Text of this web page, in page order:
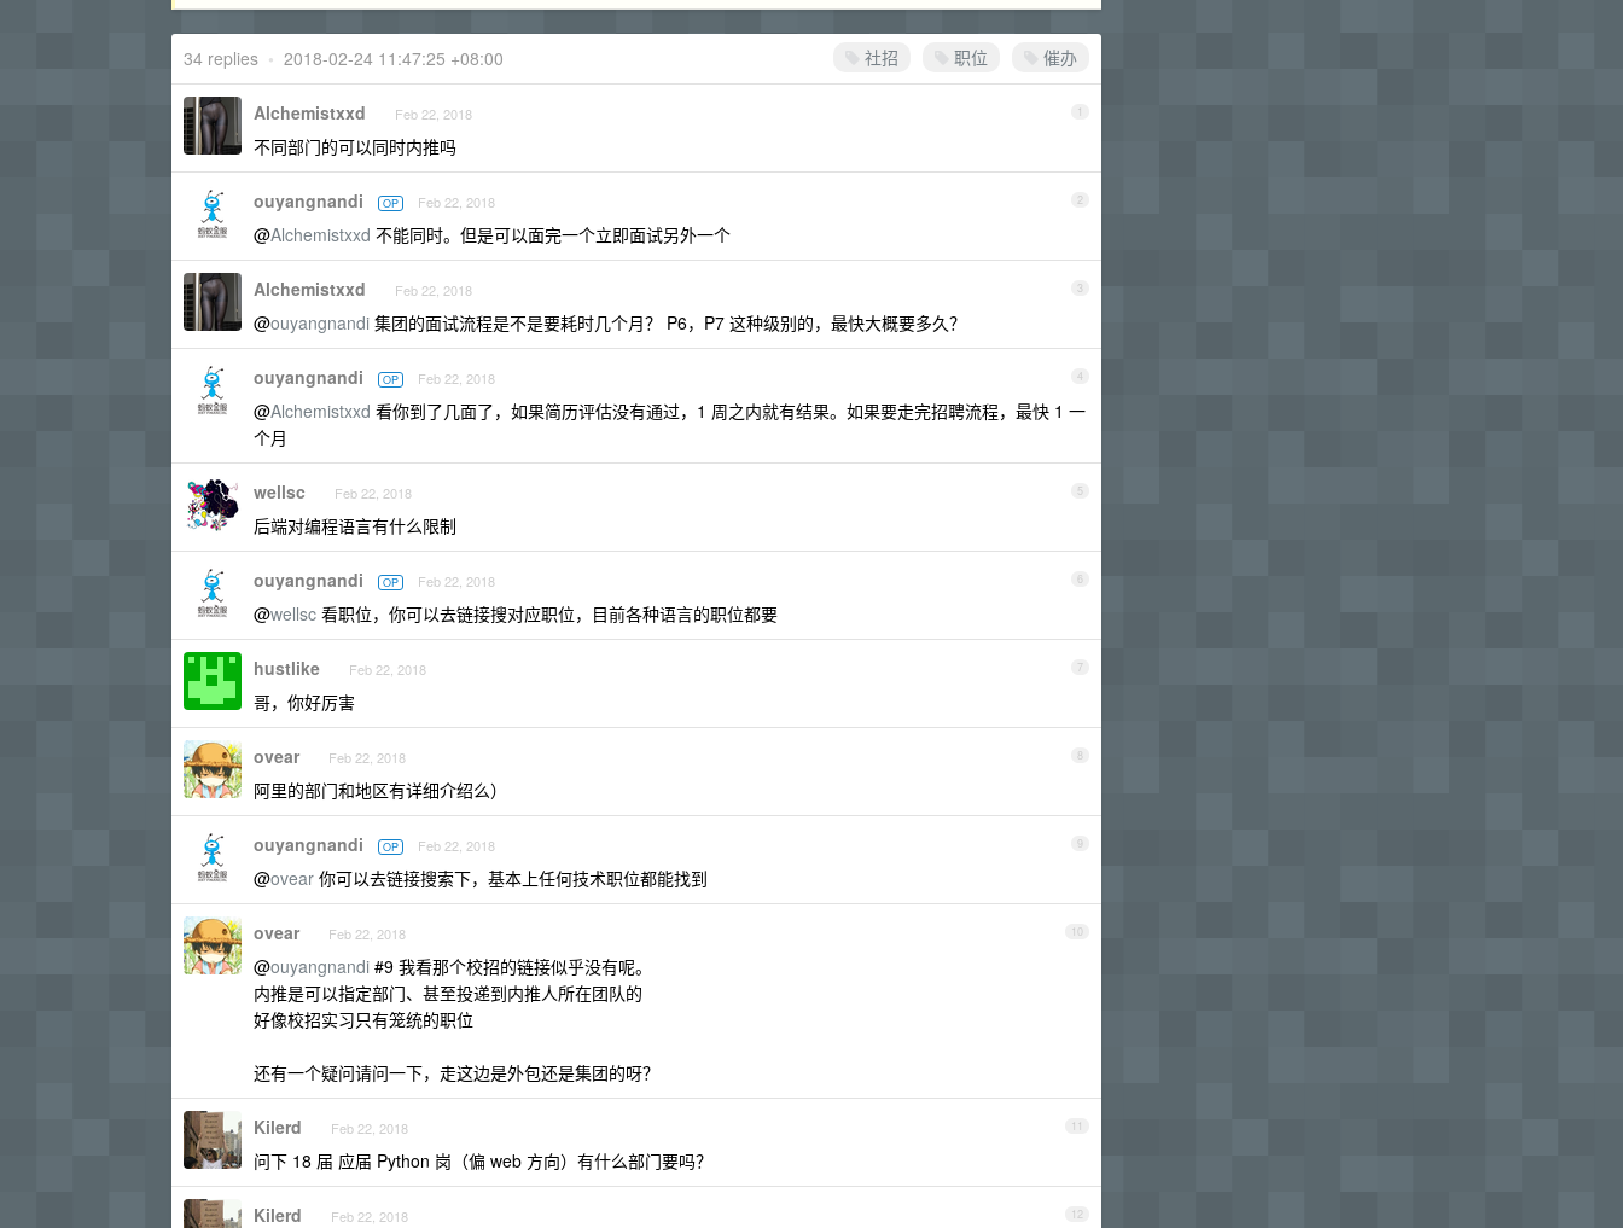
社招 职位 催办
34 replies • 2018-02-24 11:47:25 +08:00
1
Alchemistxxd Feb 22, 2018
不同部门的可以同时内推吗
2
ouyangnandi OP Feb 22, 2018
@Alchemistxxd 不能同时。但是可以面完一个立即面试另外一个
3
Alchemistxxd Feb 22, 2018
@ouyangnandi 集团的面试流程是不是要耗时几个月？ P6，P7 这种级别的，最快大概要多久？
4
ouyangnandi OP Feb 22, 2018
@Alchemistxxd 看你到了几面了，如果简历评估没有通过，1 周之内就有结果。如果要走完招聘流程，最快 1 一
个月
5
wellsc Feb 22, 2018
后端对编程语言有什么限制
6
ouyangnandi OP Feb 22, 2018
@wellsc 看职位，你可以去链接搜对应职位，目前各种语言的职位都要
7
hustlike Feb 22, 2018
哥，你好厉害
8
ovear Feb 22, 2018
阿里的部门和地区有详细介绍么）
9
ouyangnandi OP Feb 22, 2018
@ovear 你可以去链接搜索下，基本上任何技术职位都能找到
10
ovear Feb 22, 2018
@ouyangnandi #9 我看那个校招的链接似乎没有呢。
内推是可以指定部门、甚至投递到内推人所在团队的
好像校招实习只有笼统的职位
还有一个疑问请问一下，走这边是外包还是集团的呀？
11
Kilerd Feb 22, 2018
问下 18 届 应届 Python 岗（偏 web 方向）有什么部门要吗？
12
Kilerd Feb 22, 2018